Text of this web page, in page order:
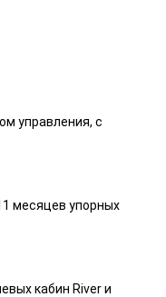
управления, с
месяцев упорных
кабин River и